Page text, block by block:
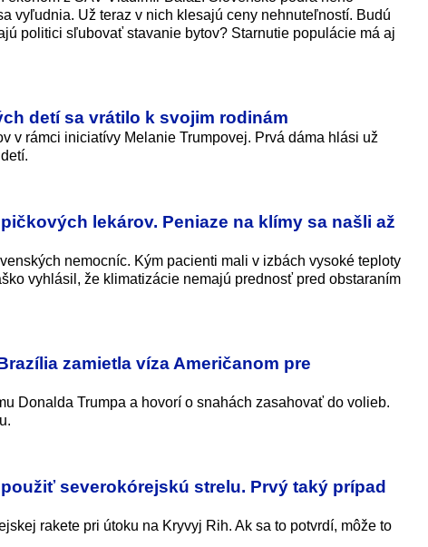
vyľudnia. Už teraz v nich klesajú ceny nehnuteľností. Budú
politici sľubovať stavanie bytov? Starnutie populácie má aj
detí sa vrátilo k svojim rodinám
v rámci iniciatívy Melanie Trumpovej. Prvá dáma hlási už
lekárov. Peniaze na klímy sa našli až
nemocníc. Kým pacienti mali v izbách vysoké teploty
vyhlásil, že klimatizácie nemajú prednosť pred obstaraním
zamietla víza Američanom pre
Donalda Trumpa a hovorí o snahách zasahovať do volieb.
severokórejskú strelu. Prvý taký prípad
rakete pri útoku na Kryvyj Rih. Ak sa to potvrdí, môže to